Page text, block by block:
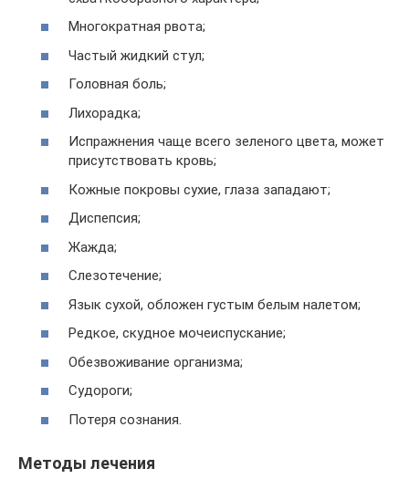
Многократная рвота;
Частый жидкий стул;
Головная боль;
Лихорадка;
Испражнения чаще всего зеленого цвета, может
присутствовать кровь;
Кожные покровы сухие, глаза западают;
Диспепсия;
Жажда;
Слезотечение;
Язык сухой, обложен густым белым налетом;
Редкое, скудное мочеиспускание;
Обезвоживание организма;
Судороги;
Потеря сознания.
Методы лечения